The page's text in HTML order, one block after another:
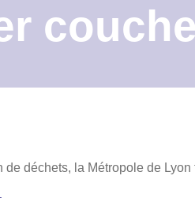
déchets, la Métropole de